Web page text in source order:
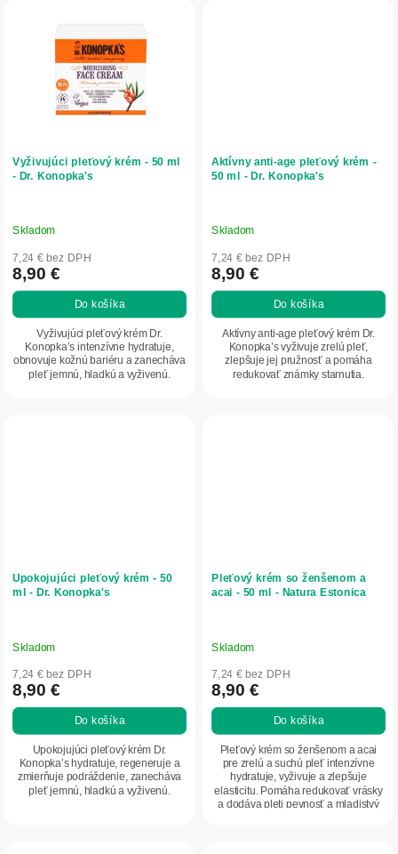
Vyživujúci pleťový krém - 50 ml
- Dr. Konopka's
Skladom
7,24 € bez DPH
8,90 €
Do košíka
Vyživujúci pleťový krém Dr.
Konopka’s intenzívne hydratuje,
obnovuje kožnú bariéru a zanecháva
pleť jemnú, hladkú a vyživenú.
Aktívny anti-age pleťový krém -
50 ml - Dr. Konopka's
Skladom
7,24 € bez DPH
8,90 €
Do košíka
Aktívny anti-age pleťový krém Dr.
Konopka’s vyživuje zrelú pleť,
zlepšuje jej pružnosť a pomáha
redukovať známky starnutia.
Upokojujúci pleťový krém - 50
ml - Dr. Konopka's
Skladom
7,24 € bez DPH
8,90 €
Do košíka
Upokojujúci pleťový krém Dr.
Konopka’s hydratuje, regeneruje a
zmierňuje podráždenie, zanecháva
pleť jemnú, hladkú a vyživenú.
Pleťový krém so ženšenom a
acai - 50 ml - Natura Estonica
Skladom
7,24 € bez DPH
8,90 €
Do košíka
Pleťový krém so ženšenom a acai
pre zrelú a suchú pleť intenzívne
hydratuje, vyživuje a zlepšuje
elasticitu. Pomáha redukovať vrásky
a dodáva pleti pevnosť a mladistvý